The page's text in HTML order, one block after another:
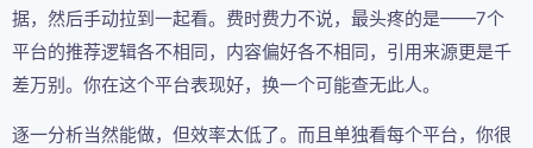
据，然后手动拉到一起看。费时费力不说，最头疼的是——7个
平台的推荐逻辑各不相同，内容偏好各不相同，引用来源更是千
差万别。你在这个平台表现好，换一个可能查无此人。
逐一分析当然能做，但效率太低了。而且单独看每个平台，你很